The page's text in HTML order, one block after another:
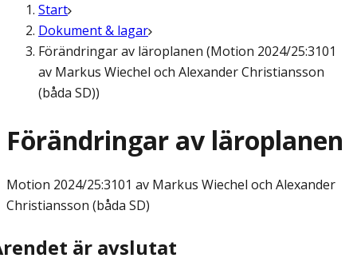
Start
Dokument & lagar
Förändringar av läroplanen (Motion 2024/25:3101
av Markus Wiechel och Alexander Christiansson
(båda SD))
Förändringar av läroplanen
Motion 2024/25:3101 av Markus Wiechel och Alexander
Christiansson (båda SD)
är avslutat